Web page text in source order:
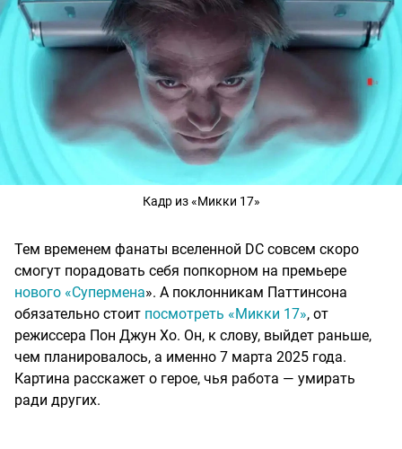
Кадр из «Микки 17»
Тем временем фанаты вселенной DC совсем скоро
смогут порадовать себя попкорном на премьере
нового «Супермена». А поклонникам Паттинсона
обязательно стоит посмотреть «Микки 17», от
режиссера Пон Джун Хо. Он, к слову, выйдет раньше,
чем планировалось, а именно 7 марта 2025 года.
Картина расскажет о герое, чья работа — умирать
ради других.